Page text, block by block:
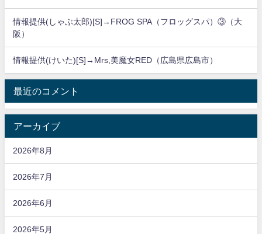
情報提供(しゃぶ太郎)[S]→FROG SPA（フロッグスパ）③（大
阪）
情報提供(けいた)[S]→Mrs,美魔女RED（広島県広島市）
最近のコメント
アーカイブ
2026年8月
2026年7月
2026年6月
2026年5月